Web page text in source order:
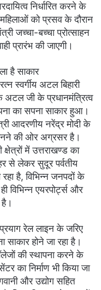
निर्धारित करने के
को प्रसव के दौरान
जच्चा-बच्चा प्रोत्साहन
प्रारंभ की जाएगी।
है साकार
स्वर्गीय अटल बिहारी
अटल जी के प्रधानमंत्रित्व
का सपना साकार हुआ।
आदरणीय नरेंद्र मोदी के
की ओर अग्रसर है।
में उत्तराखण्ड का
से लेकर सुदूर पर्वतीय
है, विभिन्न जनपदों के
विभिन्न एयरपोर्ट्स और
है।
रेल लाइन के जरिए
होने जा रहा है।
की स्थापना करने के
का निर्माण भी किया जा
और उद्योग सहित